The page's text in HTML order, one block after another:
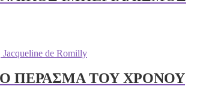
ΠΕΡΑΣΜΑ ΤΟΥ ΧΡΟΝΟΥ